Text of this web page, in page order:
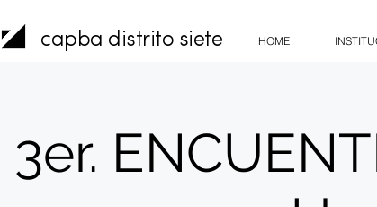
capba distrito siete HOME
3er.